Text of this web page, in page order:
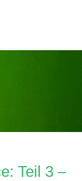
Teil 3 –